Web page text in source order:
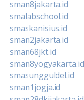
sman8jakarta.id
smalabschool.id
smaskanisius.id
sman2jakarta.id
sman68jkt.id
sman8yogyakarta.id
smasungguldel.id
sman1jogja.id